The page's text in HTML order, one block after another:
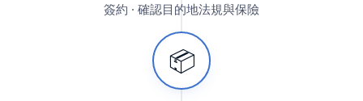
簽約 · 確認目的地法規與保險
📦